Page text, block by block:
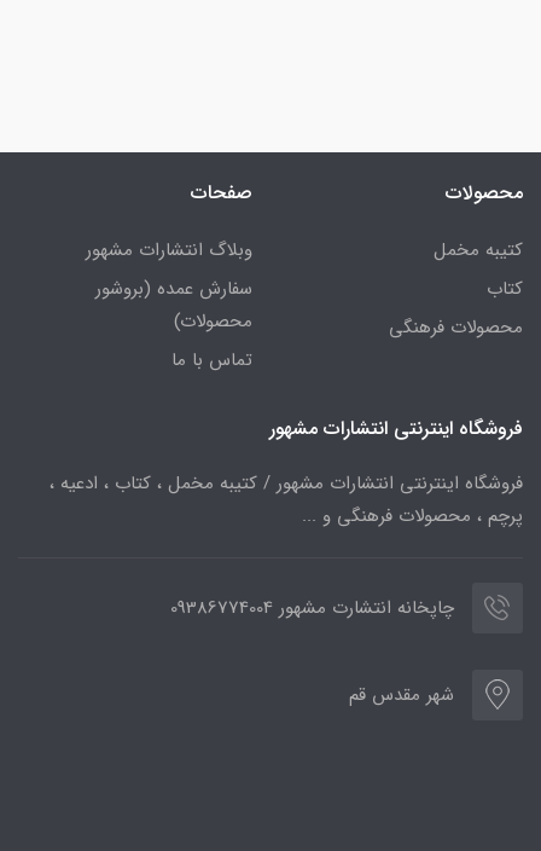
محصولات
کتیبه مخمل
کتاب
محصولات فرهنگی
صفحات
وبلاگ انتشارات مشهور
سفارش عمده (بروشور
محصولات)
تماس با ما
فروشگاه اینترنتی انتشارات مشهور
فروشگاه اینترنتی انتشارات مشهور / کتیبه مخمل ، کتاب ، ادعیه ،
پرچم ، محصولات فرهنگی و ...
چاپخانه انتشارت مشهور 09386774004
شهر مقدس قم